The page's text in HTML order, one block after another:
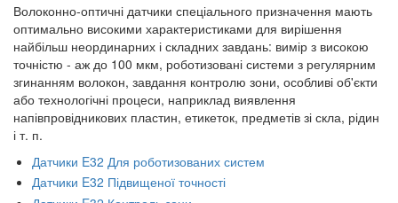
Волоконно-оптичні датчики спеціального призначення мають
оптимально високими характеристиками для вирішення
найбільш неординарних і складних завдань: вимір з високою
точністю - аж до 100 мкм, роботизовані системи з регулярним
згинанням волокон, завдання контролю зони, особливі об'єкти
або технологічні процеси, наприклад виявлення
напівпровідникових пластин, етикеток, предметів зі скла, рідин
і т. п.
Датчики E32 Для роботизованих систем
Датчики E32 Підвищеної точності